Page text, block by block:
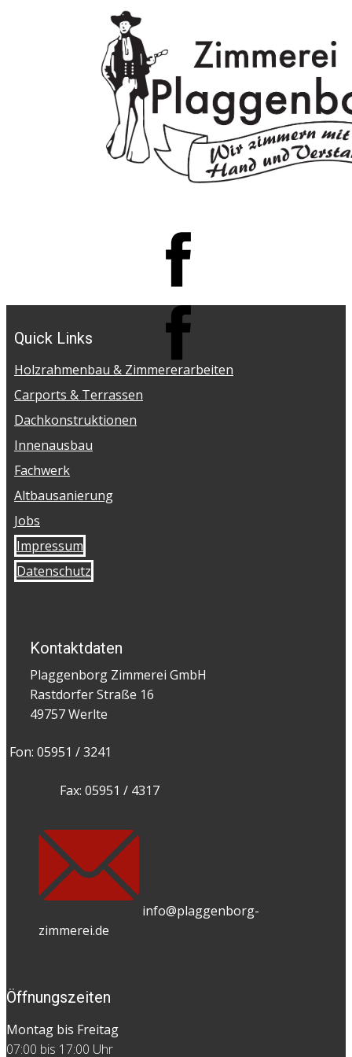
Quick Links
Holzrahmenbau & Zimmererarbeiten
Carports & Terrassen
Dachkonstruktionen
Innenausbau
Fachwerk
Altbausanierung
Jobs
Impressum
Datenschutz
Kontaktdaten
Plaggenborg Zimmerei GmbH
Rastdorfer Straße 16
49757 Werlte
​Fon: 05951 / 3241
​Fax: 05951 / 4317
​info@plaggenborg-
zimmerei.de
Öffnungszeiten
Montag bis Freitag
07:00 bis 17:00 Uhr